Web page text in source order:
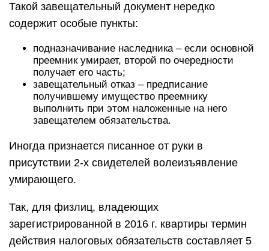
Такой завещательный документ нередко
содержит особые пункты:
подназначивание наследника – если основной
преемник умирает, второй по очередности
получает его часть;
завещательный отказ – предписание
получившему имущество преемнику
выполнить при этом наложенные на него
завещателем обязательства.
Иногда признается писанное от руки в
присутствии 2-х свидетелей волеизъявление
умирающего.
Так, для физлиц, владеющих
зарегистрированной в 2016 г. квартиры термин
действия налоговых обязательств составляет 5